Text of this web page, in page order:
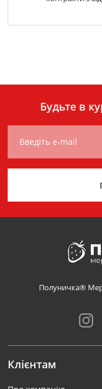
Будьте в
Введіть e-mail
Полуничка®
Клієнтам